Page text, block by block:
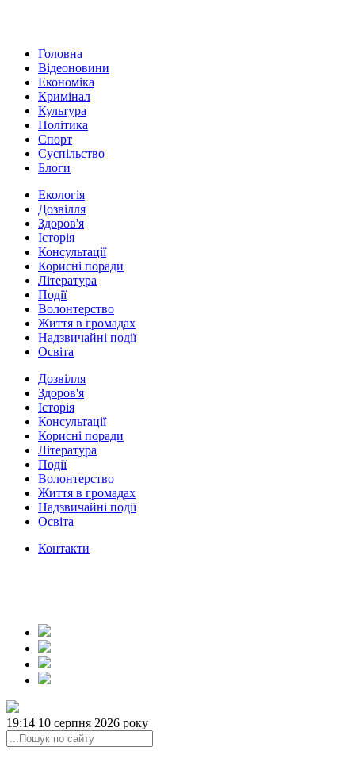
Головна
Відеоновини
Економіка
Кримінал
Культура
Політика
Спорт
Суспільство
Блоги
Екологія
Дозвілля
Здоров'я
Історія
Консультації
Корисні поради
Література
Події
Волонтерство
Життя в громадах
Надзвичайні події
Освіта
Дозвілля
Здоров'я
Історія
Консультації
Корисні поради
Література
Події
Волонтерство
Життя в громадах
Надзвичайні події
Освіта
Контакти
19:14 10 серпня 2026 року